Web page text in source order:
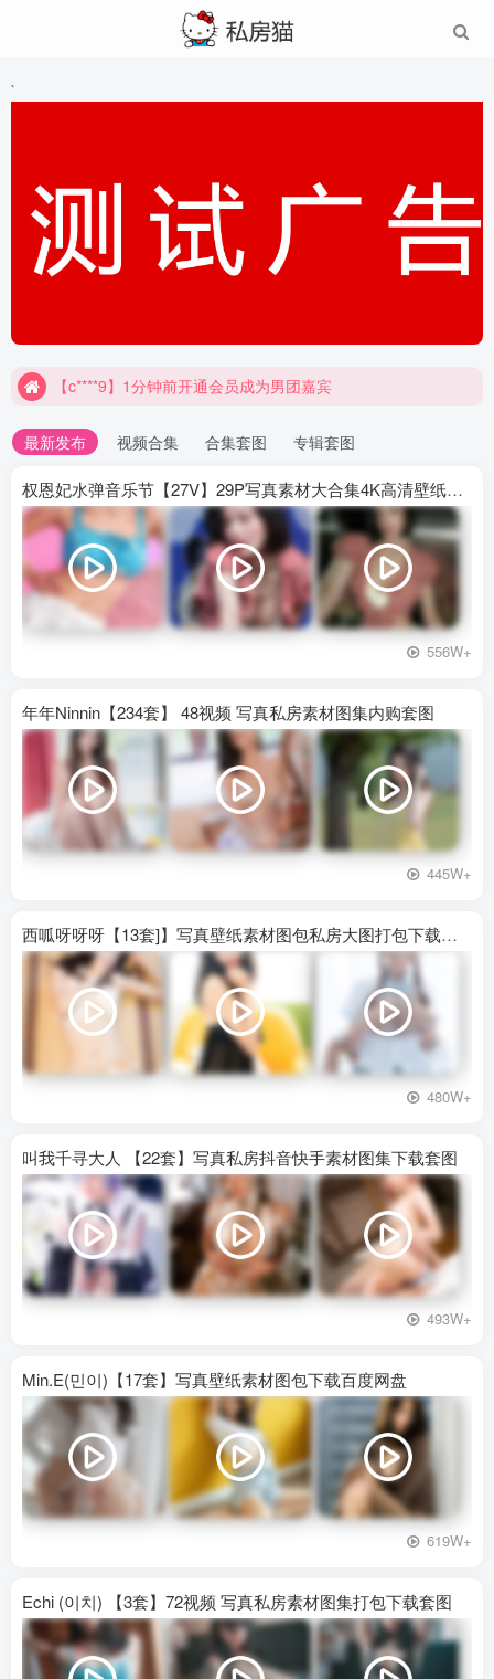
`
【c****9】1分钟前开通会员成为男团嘉宾
最新发布 视频合集 合集套图 专辑套图
权恩妃水弹音乐节【27V】29P写真素材大合集4K高清壁纸照片素材
556W+
年年Ninnin【234套】 48视频 写真私房素材图集内购套图
445W+
西呱呀呀呀【13套]】写真壁纸素材图包私房大图打包下载百度网盘
480W+
叫我千寻大人 【22套】写真私房抖音快手素材图集下载套图
493W+
Min.E(민이)【17套】写真壁纸素材图包下载百度网盘
619W+
Echi (이치) 【3套】72视频 写真私房素材图集打包下载套图